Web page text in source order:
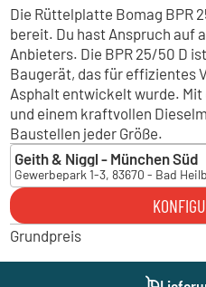
Die Rüttelplatte Bomag BPR
bereit. Du hast Anspruch auf
Anbieters. Die BPR 25/50 D
Baugerät, das für effizientes
Asphalt entwickelt wurde.
und einem kraftvollen
Baustellen jeder Größe.
Geith & Niggl - München Süd
Gewerbepark 1-3, 83670 - Bad
Geith & Niggl - München Süd
Gewerbepark 1-3, 83670 - Bad
Geith & Niggl - München Ost
Geith & Niggl - München West
Grundpreis